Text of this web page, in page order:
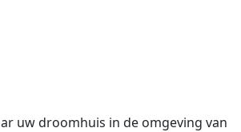
uw droomhuis in de omgeving van